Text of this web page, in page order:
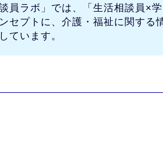
員ラボ」 では、
「生活相談員×学
セプトに、介護・福祉に関する
ています。